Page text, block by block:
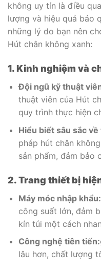
không uy tín là điều
lượng và hiệu quả bảo
những lý do bạn nên
Hút chân không xanh:
1. Kinh nghiệm và
Đội ngũ kỹ thuật
thuật viên của Hút
quy trình thực hiện
Hiểu biết sâu sắc
pháp hút chân
sản phẩm, đảm bảo
2. Trang thiết bị
Máy móc nhập khẩu:
công suất lớn, đảm
kín túi một cách
Công nghệ tiên tiến:
lâu hơn, chất lượng